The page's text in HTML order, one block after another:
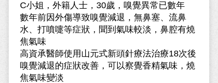
C小姐，外籍人士，30歲，嗅覺異常已數年
數年前因外傷導致嗅覺減退，無鼻塞、流鼻
水、打噴嚏等症狀，聞到氣味較淡，鼻腔有燒
焦氣味
高資承醫師使用山元式新頭針療法治療18次後
嗅覺減退的症狀改善，可以察覺香精氣味，燒
焦氣味變淡